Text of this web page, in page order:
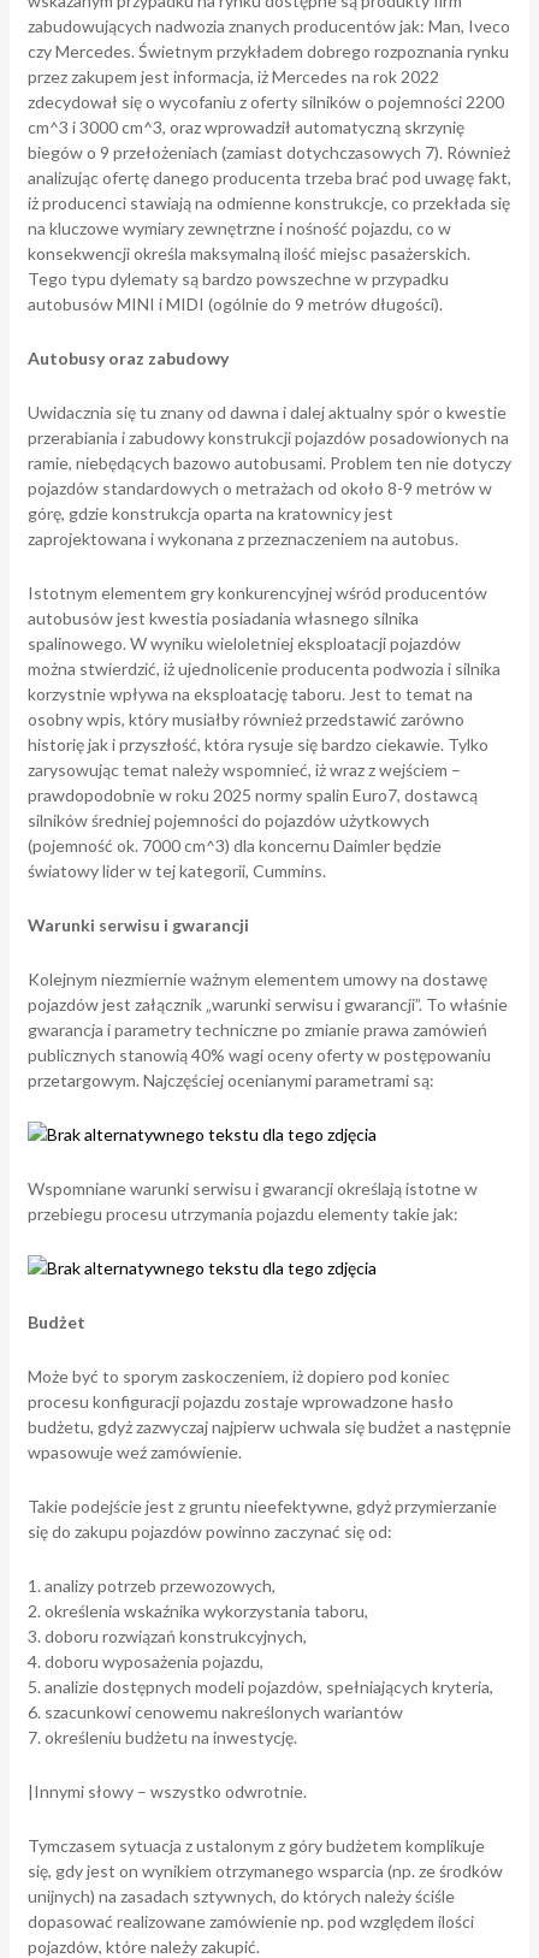
zabudowujących nadwozia znanych producentów jak: Man, Iveco
czy Mercedes. Świetnym przykładem dobrego rozpoznania rynku
przez zakupem jest informacja, iż Mercedes na rok 2022
zdecydował się o wycofaniu z oferty silników o pojemności 2200
cm^3 i 3000 cm^3, oraz wprowadził automatyczną skrzynię
biegów o 9 przełożeniach (zamiast dotychczasowych 7). Również
analizując ofertę danego producenta trzeba brać pod uwagę fakt,
iż producenci stawiają na odmienne konstrukcje, co przekłada się
na kluczowe wymiary zewnętrzne i nośność pojazdu, co w
konsekwencji określa maksymalną ilość miejsc pasażerskich.
Tego typu dylematy są bardzo powszechne w przypadku
autobusów MINI i MIDI (ogólnie do 9 metrów długości).
Autobusy oraz zabudowy
Uwidacznia się tu znany od dawna i dalej aktualny spór o kwestie
przerabiania i zabudowy konstrukcji pojazdów posadowionych na
ramie, niebędących bazowo autobusami. Problem ten nie dotyczy
pojazdów standardowych o metrażach od około 8-9 metrów w
górę, gdzie konstrukcja oparta na kratownicy jest
zaprojektowana i wykonana z przeznaczeniem na autobus.
Istotnym elementem gry konkurencyjnej wśród producentów
autobusów jest kwestia posiadania własnego silnika
spalinowego. W wyniku wieloletniej eksploatacji pojazdów
można stwierdzić, iż ujednolicenie producenta podwozia i silnika
korzystnie wpływa na eksploatację taboru. Jest to temat na
osobny wpis, który musiałby również przedstawić zarówno
historię jak i przyszłość, która rysuje się bardzo ciekawie. Tylko
zarysowując temat należy wspomnieć, iż wraz z wejściem –
prawdopodobnie w roku 2025 normy spalin Euro7, dostawcą
silników średniej pojemności do pojazdów użytkowych
(pojemność ok. 7000 cm^3) dla koncernu Daimler będzie
światowy lider w tej kategorii, Cummins.
Warunki serwisu i gwarancji
Kolejnym niezmiernie ważnym elementem umowy na dostawę
pojazdów jest załącznik „warunki serwisu i gwarancji”. To właśnie
gwarancja i parametry techniczne po zmianie prawa zamówień
publicznych stanowią 40% wagi oceny oferty w postępowaniu
przetargowym. Najczęściej ocenianymi parametrami są:
Wspomniane warunki serwisu i gwarancji określają istotne w
przebiegu procesu utrzymania pojazdu elementy takie jak:
Budżet
Może być to sporym zaskoczeniem, iż dopiero pod koniec
procesu konfiguracji pojazdu zostaje wprowadzone hasło
budżetu, gdyż zazwyczaj najpierw uchwala się budżet a następnie
wpasowuje weź zamówienie.
Takie podejście jest z gruntu nieefektywne, gdyż przymierzanie
się do zakupu pojazdów powinno zaczynać się od:
analizy potrzeb przewozowych,
określenia wskaźnika wykorzystania taboru,
doboru rozwiązań konstrukcyjnych,
doboru wyposażenia pojazdu,
analizie dostępnych modeli pojazdów, spełniających kryteria,
szacunkowi cenowemu nakreślonych wariantów
określeniu budżetu na inwestycję.
|Innymi słowy – wszystko odwrotnie.
Tymczasem sytuacja z ustalonym z góry budżetem komplikuje
się, gdy jest on wynikiem otrzymanego wsparcia (np. ze środków
unijnych) na zasadach sztywnych, do których należy ściśle
dopasować realizowane zamówienie np. pod względem ilości
pojazdów, które należy zakupić.